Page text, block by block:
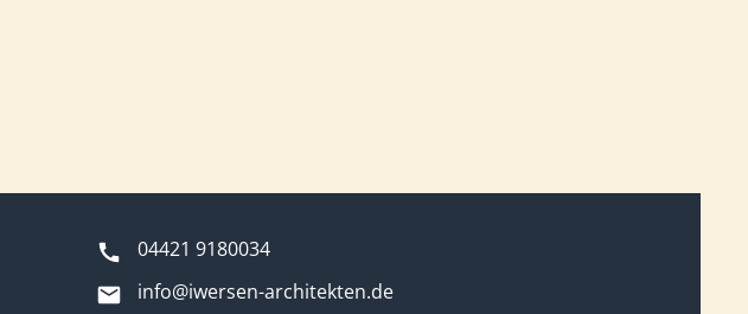
04421 9180034
info@iwersen-architekten.de